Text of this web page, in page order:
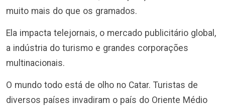
muito mais do que os gramados.
Ela impacta telejornais, o mercado publicitário global,
a indústria do turismo e grandes corporações
multinacionais.
O mundo todo está de olho no Catar. Turistas de
diversos países invadiram o país do Oriente Médio